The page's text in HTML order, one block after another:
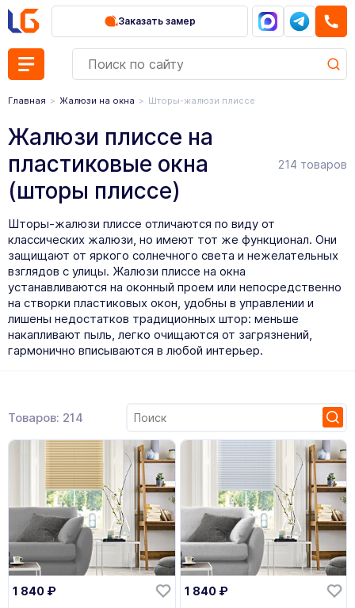
Заказать замер
Главная Жалюзи на окна Шторы-жалюзи плиссе
Жалюзи плиссе на
пластиковые окна
(шторы плиссе)
214 товаров
Шторы-жалюзи плиссе отличаются по виду от
классических жалюзи, но имеют тот же функционал. Они
защищают от яркого солнечного света и нежелательных
взглядов с улицы. Жалюзи плиссе на окна
устанавливаются на оконный проем или непосредственно
на створки пластиковых окон, удобны в управлении и
лишены недостатков традиционных штор: меньше
накапливают пыль, легко очищаются от загрязнений,
гармонично вписываются в любой интерьер.
Товаров: 214
1 840 ₽ 1 840 ₽